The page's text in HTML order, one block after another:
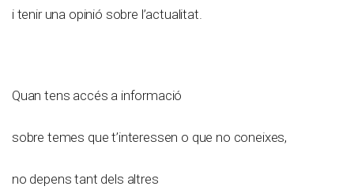
i tenir una opinió sobre l’actualitat.
Quan tens accés a informació
sobre temes que t’interessen o que no coneixes,
no depens tant dels altres